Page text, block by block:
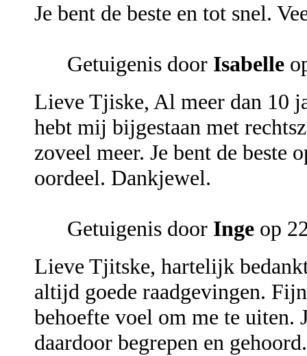
Je bent de beste en tot snel.
Getuigenis door Isabelle
Lieve Tjiske, Al meer dan 10
hebt mij bijgestaan met
zoveel meer. Je bent de beste
oordeel. Dankjewel.
Getuigenis door Inge op
Lieve Tjitske, hartelijk
altijd goede raadgevingen.
behoefte voel om me te uiten.
daardoor begrepen en